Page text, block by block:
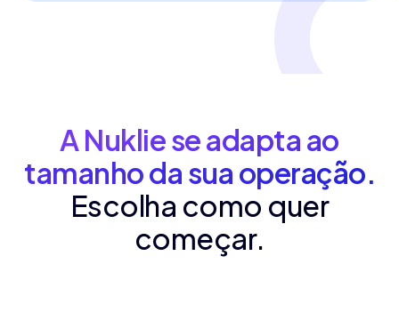
A Nuklie se adapta ao
tamanho da sua operação.
Escolha como quer
começar.